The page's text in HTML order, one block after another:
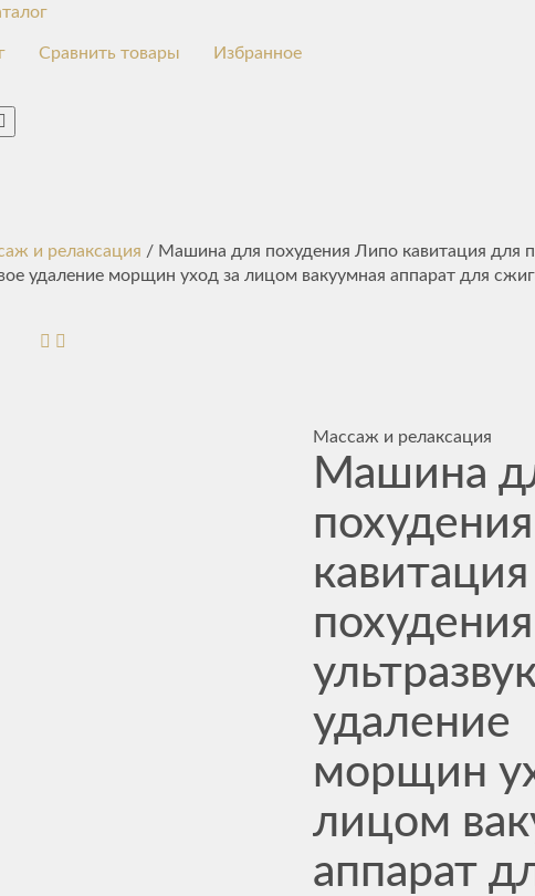
Сравнить товары Избранное
и релаксация / Машина для похудения Липо кавитация для
удаление морщин уход за лицом вакуумная аппарат для
Массаж и релаксация
Машина
похудения
удаление
морщин
лицом
аппарат